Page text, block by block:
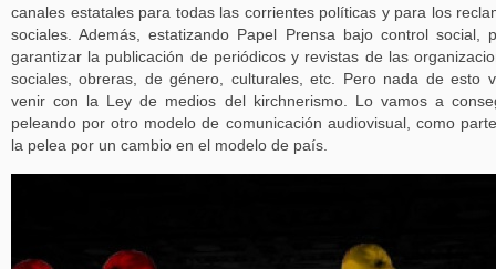
canales estatales para todas las corrientes políticas y para los
sociales. Además, estatizando Papel Prensa bajo control social,
garantizar la publicación de periódicos y revistas de las
sociales, obreras, de género, culturales, etc. Pero nada de esto
venir con la Ley de medios del kirchnerismo. Lo vamos a
peleando por otro modelo de comunicación audiovisual, como
la pelea por un cambio en el modelo de país.